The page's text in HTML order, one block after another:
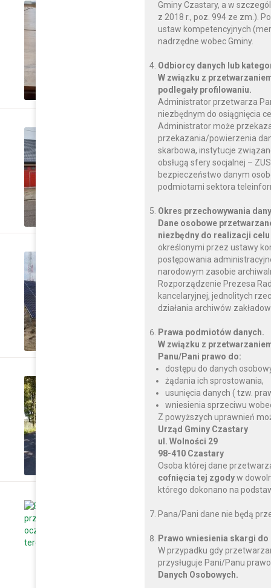
wtorek, 30 listopada 2021
Sołectwo Radostów
„Zakup stołów do
Pierwszym”
CZYTAJ DALEJ
wtorek, 30 listopada 2021
Coraz piękniejsze
Walichnowskich
wtorek, 23 marca 2021
Budowa instalacji
Czastary
czwartek, 07 czerwca 2018
Przebudowa drogi
miejscowości
CZYTAJ DALEJ
Budowa
terenie Gminy
CZYTAJ DALEJ
Gminy Czastary, a w
z 2018 r., poz. 994 ze zm.).
ustaw kompetencyjnych
nadrzędne wobec Gminy.
Odbiorcy danych lub
W związku z
podlegały profilowaniu.
Administrator przetwarza
niezbędnym do osiągnięcia
Administrator może
przekazania/powierzenia
skarbowa, instytucje
obsługą sfery socjalnej –
bezpieczeństwo danym
podmiotami sektora
Okres przechowywania
Dane osobowe
niezbędny do realizacji
określonymi przez ustawy
postępowania
narodowym zasobie
Rozporządzenie Prezesa
kancelaryjnej, jednolitych
działania archiwów
Prawa podmiotów danych.
W związku z
Panu/Pani prawo do:
dostępu do danych
żądania ich sprostowania,
usunięcia danych ( tzw.
wniesienia sprzeciwu
Z powyższych uprawnień
Urząd Gminy Czastary
ul. Wolności 29
98-410 Czastary
Osoba której dane
cofnięcia tej zgodyw
którego dokonano na
Pana/Pani dane nie będą
Prawo wniesienia skargi
W przypadku gdy
przysługuje Pani/Panu
Danych Osobowych.